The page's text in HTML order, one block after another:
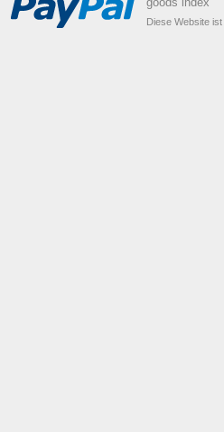
Diese Website